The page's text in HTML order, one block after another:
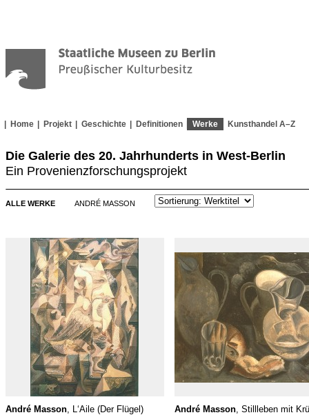
Home Projekt Geschichte Definitionen Werke Kunsthandel A–Z
Die Galerie des 20. Jahrhunderts in West-Berlin
Ein Provenienzforschungsprojekt
ALLE WERKE ANDRÉ MASSON
André Masson , L‘Aile (Der Flügel) André Masson, Stillleben mit